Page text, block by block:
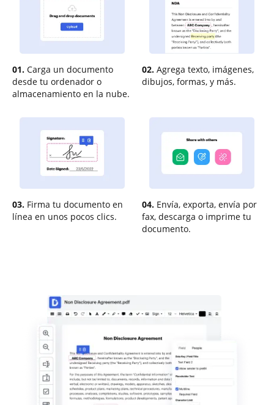
01. Carga un documento
desde tu ordenador o
almacenamiento en la nube.
02. Agrega texto, imágenes,
dibujos, formas, y más.
03. Firma tu documento en
línea en unos pocos clics.
04. Envía, exporta, envía por
fax, descarga o imprime tu
documento.